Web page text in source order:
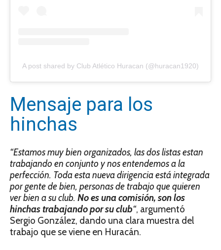
A post shared by Club Atlético Huracan (@huracan1920)
Mensaje para los
hinchas
“Estamos muy bien organizados, las dos listas estan
trabajando en conjunto y nos entendemos a la
perfección. Toda esta nueva dirigencia está integrada
por gente de bien, personas de trabajo que quieren
ver bien a su club. No es una comisión, son los
hinchas trabajando por su club“, argumentó
Sergio González, dando una clara muestra del
trabajo que se viene en Huracán.